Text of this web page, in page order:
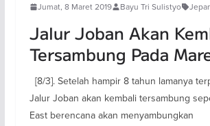
Jumat, 8 Maret 2019 Bayu Tri Sulistyo
Jalur Joban Akan
Tersambung Pada
[8/3]. Setelah hampir 8 tahun lamanya
Jalur Joban akan kembali tersambung
East berencana akan menyambungkan